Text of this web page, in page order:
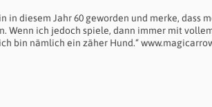
in diesem Jahr 60 geworden und merke, dass
Wenn ich jedoch spiele, dann immer mit
bin nämlich ein zäher Hund.“